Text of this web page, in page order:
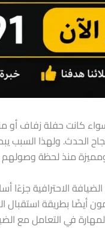
كانت حفلة زفاف
الحدث. ولهذا
منذ لحظة
الاحترافية
أيضًا بطريقة
في التعامل مع